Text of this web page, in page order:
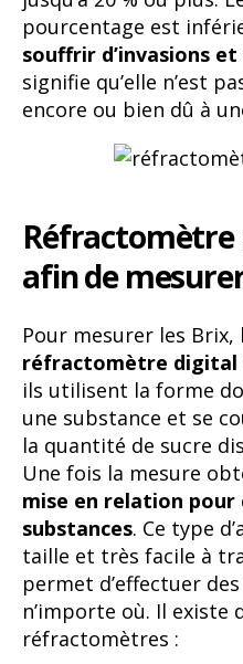
pourcentage est
souffrir d’invasions
signifie qu’elle n’est
encore ou bien dû à
Réfractomètre
afin de
Pour mesurer les Brix,
réfractomètre digital
ils utilisent la forme
une substance et se
la quantité de sucre
Une fois la mesure
mise en relation pour
substances. Ce type
taille et très facile à
permet d’effectuer
n’importe où. Il existe
réfractomètres :